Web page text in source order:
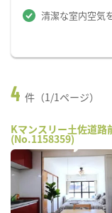
清潔な室内空気
4 件（1/1ページ）
Kマンスリー土佐道路
(No.1158359)